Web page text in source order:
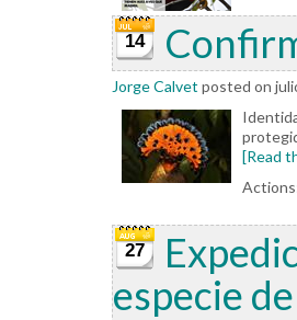
14
Jorge Calvet posted on
[Read
27
especie